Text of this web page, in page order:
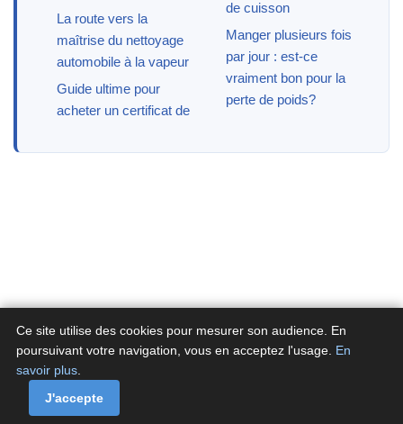
La route vers la
maîtrise du nettoyage
automobile à la vapeur
Guide ultime pour
acheter un certificat de
de cuisson
Manger plusieurs fois
par jour : est-ce
vraiment bon pour la
perte de poids?
A propos
Politique de cookies de Fluxenet.fr
Ce site utilise des cookies pour mesurer son audience. En
poursuivant votre navigation, vous en acceptez l'usage. En
savoir plus
J'accepte